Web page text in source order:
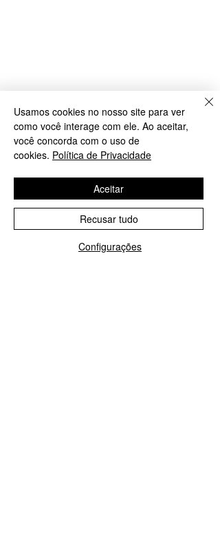
Usamos cookies no nosso site para ver
como você interage com ele. Ao aceitar,
você concorda com o uso de
cookies. Política de Privacidade
Configurações
Recusar tudo
Aceitar